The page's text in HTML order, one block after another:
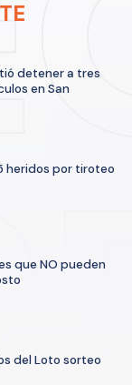
detener a tres
en San
heridos por tiroteo
que NO pueden
del Loto sorteo